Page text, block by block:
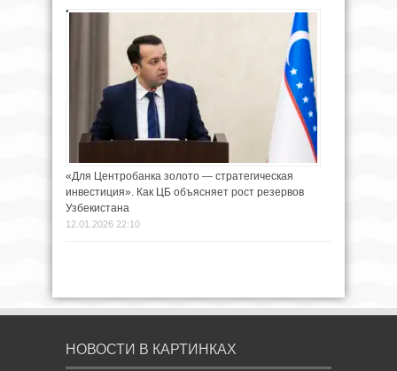
«Для Центробанка золото — стратегическая
инвестиция». Как ЦБ объясняет рост резервов
Узбекистана
12.01.2026 22:10
НОВОСТИ В КАРТИНКАХ